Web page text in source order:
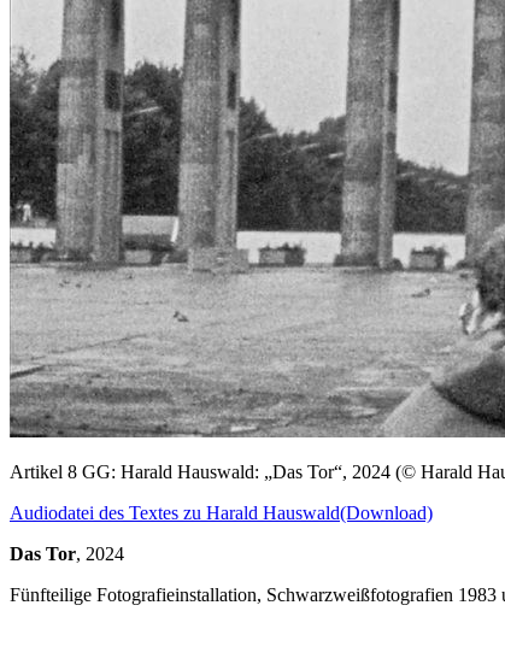
Artikel 8 GG: Harald Hauswald: „Das Tor“, 2024 (© Harald
Audiodatei des Textes zu Harald Hauswald(Download)
Das Tor, 2024
Fünfteilige Fotografieinstallation, Schwarzweißfotografien 1983